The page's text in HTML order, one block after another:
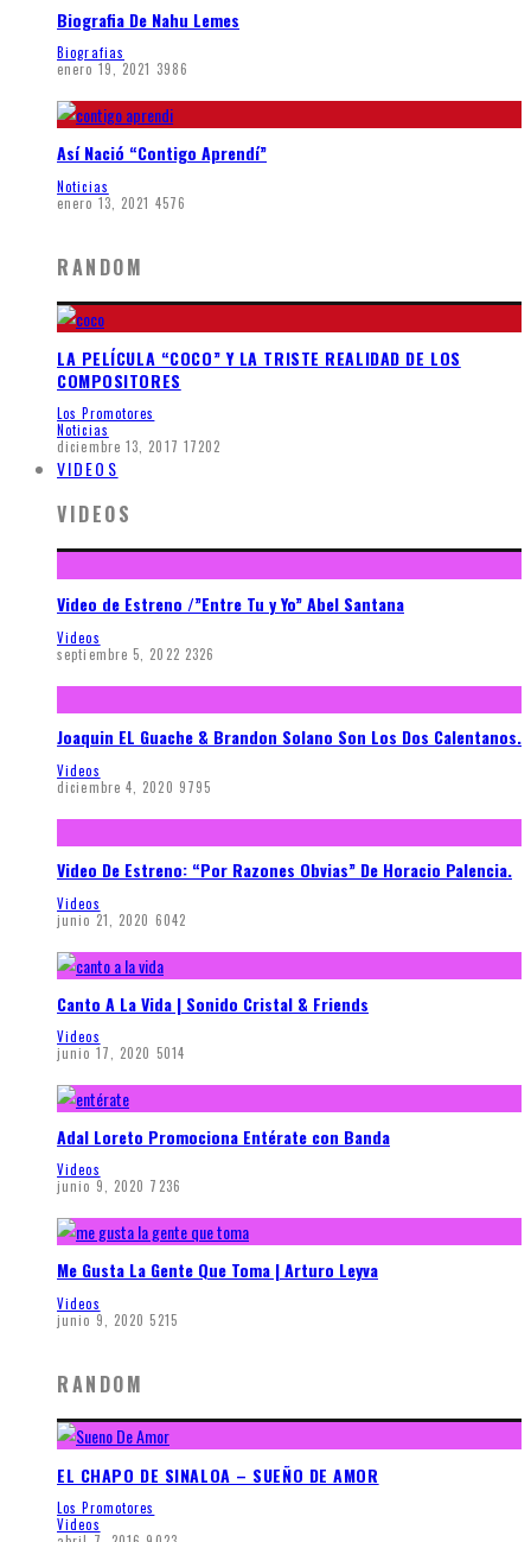
Biografia De Nahu Lemes
Biografias
enero 19, 2021 3986
Así Nació “Contigo Aprendí”
Noticias
enero 13, 2021 4576
RANDOM
LA PELÍCULA “COCO” Y LA TRISTE REALIDAD DE LOS
COMPOSITORES
Los Promotores
Noticias
diciembre 13, 2017 17202
VIDEOS
VIDEOS
Video de Estreno /”Entre Tu y Yo” Abel Santana
Videos
septiembre 5, 2022 2326
Joaquin EL Guache & Brandon Solano Son Los Dos Calentanos.
Videos
diciembre 4, 2020 9795
Video De Estreno: “Por Razones Obvias” De Horacio Palencia.
Videos
junio 21, 2020 6042
Canto A La Vida | Sonido Cristal & Friends
Videos
junio 17, 2020 5014
Adal Loreto Promociona Entérate con Banda
Videos
junio 9, 2020 7236
Me Gusta La Gente Que Toma | Arturo Leyva
Videos
junio 9, 2020 5215
RANDOM
EL CHAPO DE SINALOA – SUEÑO DE AMOR
Los Promotores
Videos